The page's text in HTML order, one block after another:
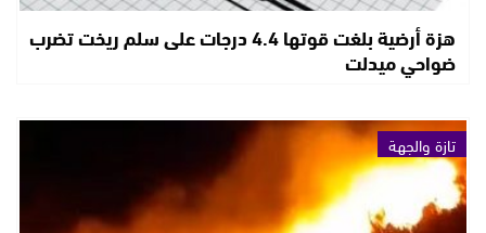
هزة أرضية بلغت قوتها 4.4 درجات على سلم ريخت تضرب
ضواحي ميدلت
تازة والجهة